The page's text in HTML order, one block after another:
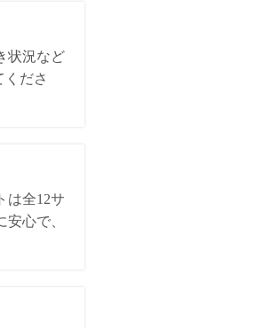
状況など
ださ
は全12サ
心で、